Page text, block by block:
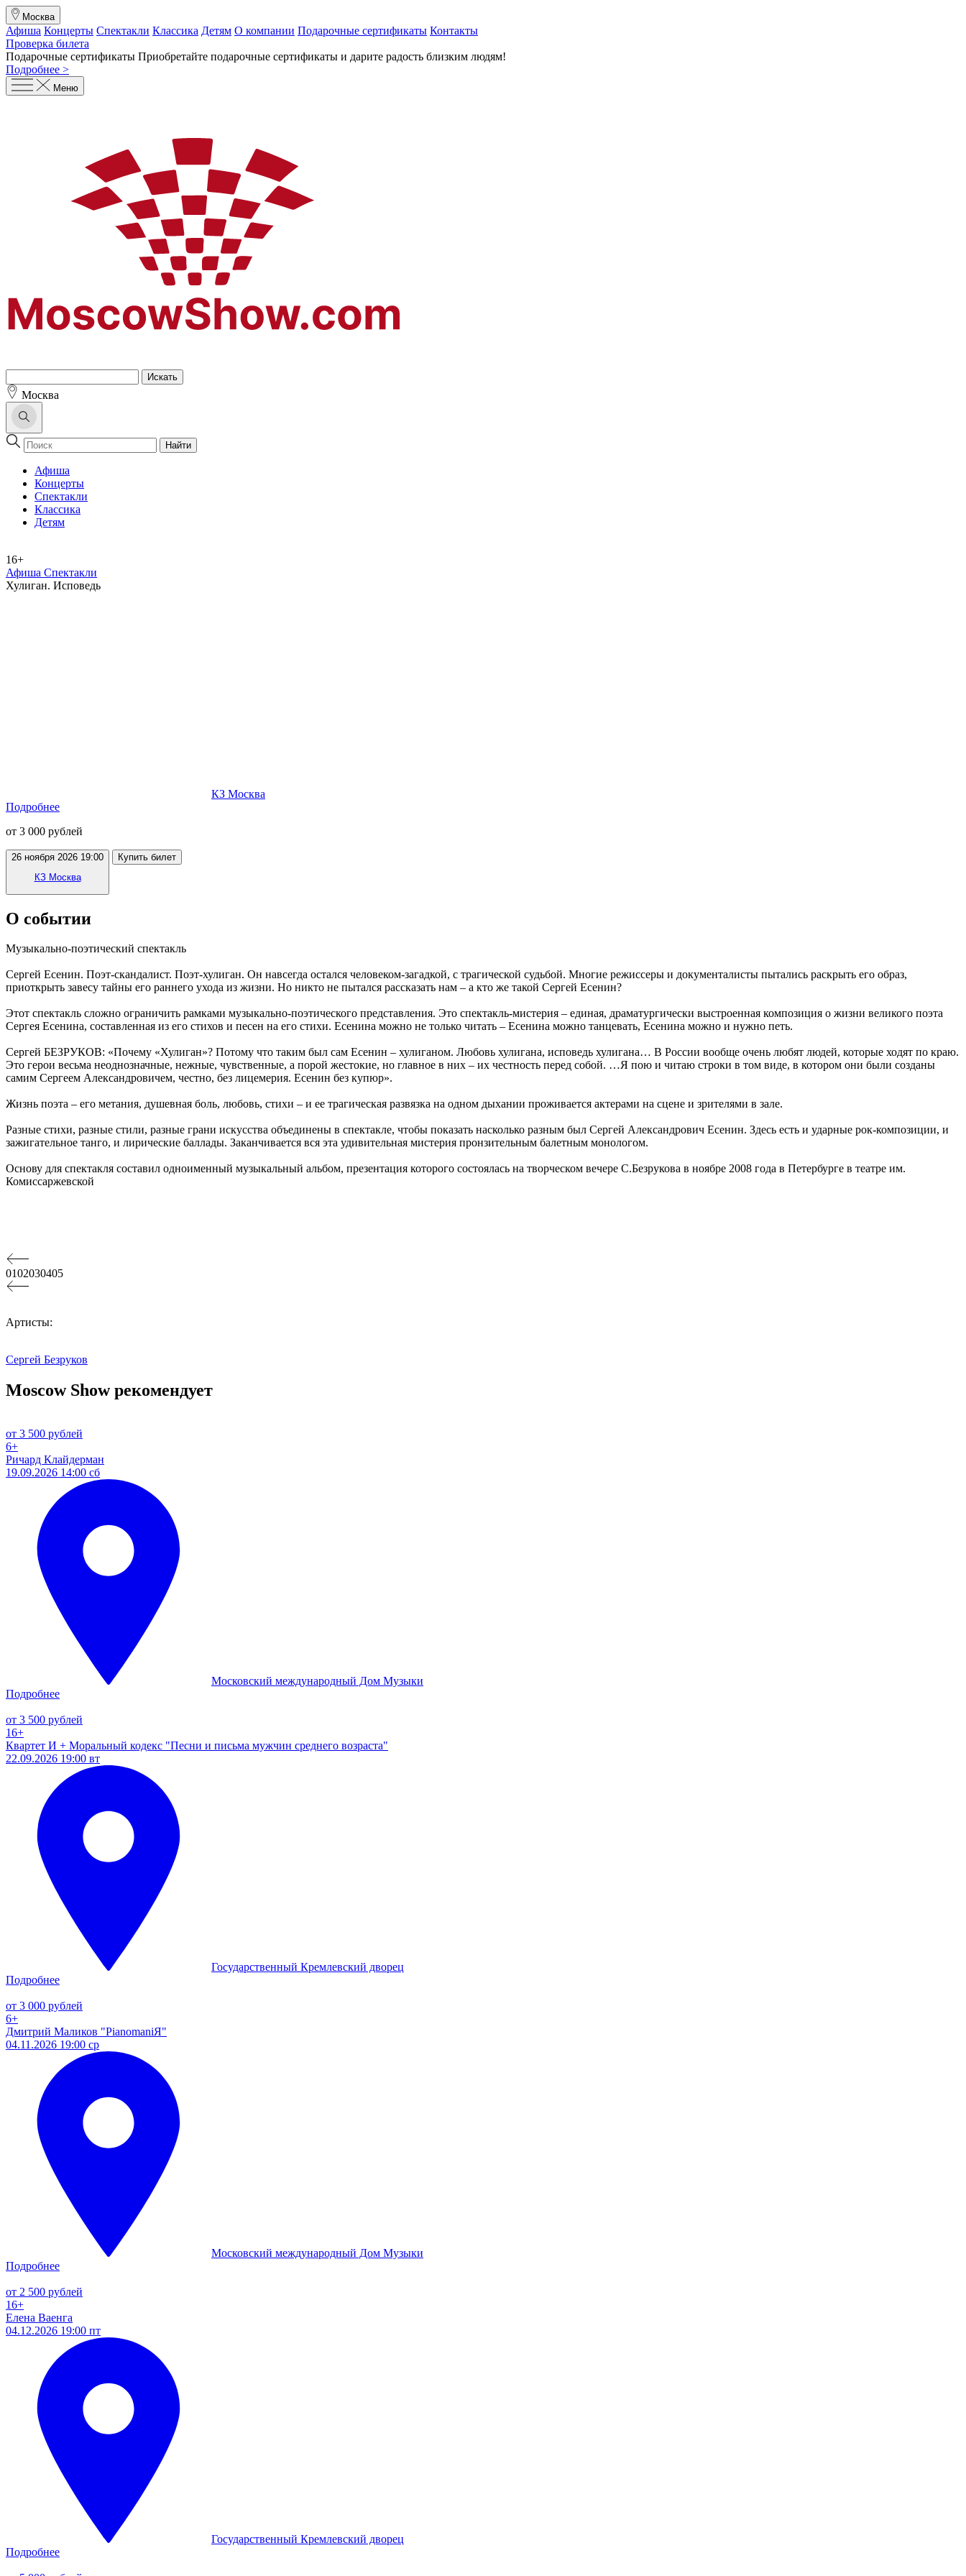
Москва
Афиша Концерты Спектакли Классика Детям О компании Подарочные сертификаты Контакты
Проверка билета
Подарочные сертификаты Приобретайте подарочные сертификаты и дарите радость близким людям!
Подробнее >
Меню
Москва
Найти
Афиша
Концерты
Спектакли
Классика
Детям
16+
Афиша Спектакли
Хулиган. Исповедь
КЗ Москва
Подробнее
от 3 000 рублей
26 ноября 2026 19:00
КЗ Москва
Купить билет
О событии
Музыкально-поэтический спектакль
Сергей Есенин. Поэт-скандалист. Поэт-хулиган. Он навсегда остался человеком-загадкой, с трагической судьбой. Многие режиссеры и документалисты пытались раскрыть его образ,
приоткрыть завесу тайны его раннего ухода из жизни. Но никто не пытался рассказать нам – а кто же такой Сергей Есенин?
Этот спектакль сложно ограничить рамками музыкально-поэтического представления. Это спектакль-мистерия – единая, драматургически выстроенная композиция о жизни великого поэта
Сергея Есенина, составленная из его стихов и песен на его стихи. Есенина можно не только читать – Есенина можно танцевать, Есенина можно и нужно петь.
Сергей БЕЗРУКОВ: «Почему «Хулиган»? Потому что таким был сам Есенин – хулиганом. Любовь хулигана, исповедь хулигана… В России вообще очень любят людей, которые ходят по краю.
Это герои весьма неоднозначные, нежные, чувственные, а порой жестокие, но главное в них – их честность перед собой. …Я пою и читаю строки в том виде, в котором они были созданы
самим Сергеем Александровичем, честно, без лицемерия. Есенин без купюр».
Жизнь поэта – его метания, душевная боль, любовь, стихи – и ее трагическая развязка на одном дыхании проживается актерами на сцене и зрителями в зале.
Разные стихи, разные стили, разные грани искусства объединены в спектакле, чтобы показать насколько разным был Сергей Александрович Есенин. Здесь есть и ударные рок-композиции, и
зажигательное танго, и лирические баллады. Заканчивается вся эта удивительная мистерия пронзительным балетным монологом.
Основу для спектакля составил одноименный музыкальный альбом, презентация которого состоялась на творческом вечере С.Безрукова в ноябре 2008 года в Петербурге в театре им.
Комиссаржевской
0102030405
Артисты:
Сергей Безруков
Moscow Show рекомендует
от 3 500 рублей
6+
Ричард Клайдерман
19.09.2026 14:00 сб
Московский международный Дом Музыки
Подробнее
от 3 500 рублей
16+
Квартет И + Моральный кодекс "Песни и письма мужчин среднего возраста"
22.09.2026 19:00 вт
Государственный Кремлевский дворец
Подробнее
от 3 000 рублей
6+
Дмитрий Маликов "PianomaniЯ"
04.11.2026 19:00 ср
Московский международный Дом Музыки
Подробнее
от 2 500 рублей
16+
Елена Ваенга
04.12.2026 19:00 пт
Государственный Кремлевский дворец
Подробнее